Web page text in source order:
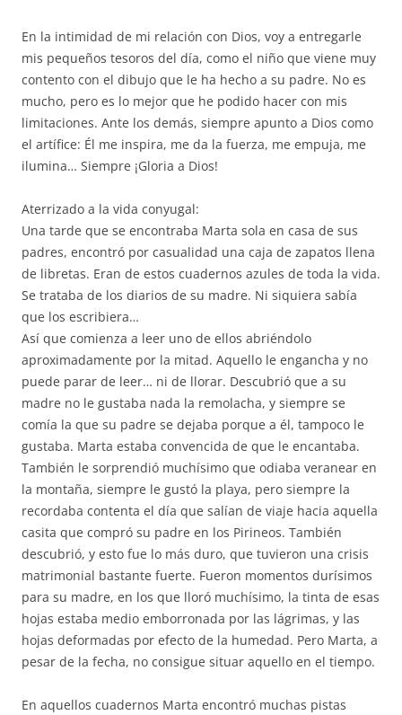
En la intimidad de mi relación con Dios, voy a entregarle
mis pequeños tesoros del día, como el niño que viene muy
contento con el dibujo que le ha hecho a su padre. No es
mucho, pero es lo mejor que he podido hacer con mis
limitaciones. Ante los demás, siempre apunto a Dios como
el artífice: Él me inspira, me da la fuerza, me empuja, me
ilumina… Siempre ¡Gloria a Dios!
Aterrizado a la vida conyugal:
Una tarde que se encontraba Marta sola en casa de sus
padres, encontró por casualidad una caja de zapatos llena
de libretas. Eran de estos cuadernos azules de toda la vida.
Se trataba de los diarios de su madre. Ni siquiera sabía
que los escribiera…
Así que comienza a leer uno de ellos abriéndolo
aproximadamente por la mitad. Aquello le engancha y no
puede parar de leer… ni de llorar. Descubrió que a su
madre no le gustaba nada la remolacha, y siempre se
comía la que su padre se dejaba porque a él, tampoco le
gustaba. Marta estaba convencida de que le encantaba.
También le sorprendió muchísimo que odiaba veranear en
la montaña, siempre le gustó la playa, pero siempre la
recordaba contenta el día que salían de viaje hacia aquella
casita que compró su padre en los Pirineos. También
descubrió, y esto fue lo más duro, que tuvieron una crisis
matrimonial bastante fuerte. Fueron momentos durísimos
para su madre, en los que lloró muchísimo, la tinta de esas
hojas estaba medio emborronada por las lágrimas, y las
hojas deformadas por efecto de la humedad. Pero Marta, a
pesar de la fecha, no consigue situar aquello en el tiempo.
En aquellos cuadernos Marta encontró muchas pistas